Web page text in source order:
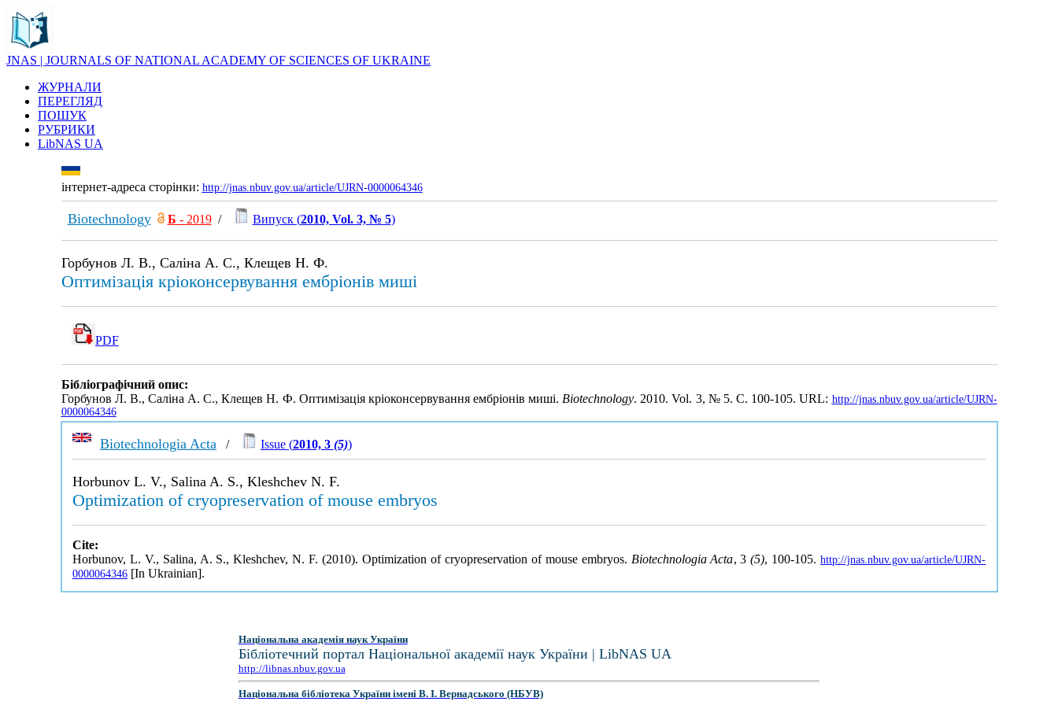
JNAS | JOURNALS OF NATIONAL ACADEMY OF SCIENCES OF UKRAINE
ЖУРНАЛИ
ПЕРЕГЛЯД
ПОШУК
РУБРИКИ
LibNAS UA
інтернет-адреса сторінки: http://jnas.nbuv.gov.ua/article/UJRN-0000064346
Biotechnology Б - 2019/ Випуск (2010, Vol. 3, № 5)
Горбунов Л. В., Саліна А. С., Клещев Н. Ф.
Оптимізація кріоконсервування ембріонів миші
PDF
Бібліографічний опис:
Горбунов Л. В., Саліна А. С., Клещев Н. Ф. Оптимізація кріоконсервування ембріонів миші.Biotechnology. 2010. Vol. 3, № 5. С. 100-105. URL: http://jnas.nbuv.gov.ua/article/UJRN-
0000064346
Biotechnologia Acta / Issue (2010, 3 (5))
Horbunov L. V., Salina A. S., Kleshchev N. F.
Optimization of cryopreservation of mouse embryos
Cite:
Horbunov, L. V., Salina, A. S., Kleshchev, N. F. (2010). Optimization of cryopreservation of mouse embryos. Biotechnologia Acta, 3(5), 100-105.http://jnas.nbuv.gov.ua/article/UJRN-
0000064346[In Ukrainian].
Національна академія наук України
Бібліотечний портал Національної академії наук України | LibNAS UA
http://libnas.nbuv.gov.ua
Національна бібліотека України імені В. І. Вернадського (НБУВ)